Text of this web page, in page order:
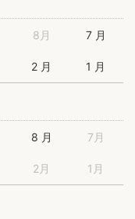
8月 7 月
2 月 1 月
8 月 7月
2月 1月